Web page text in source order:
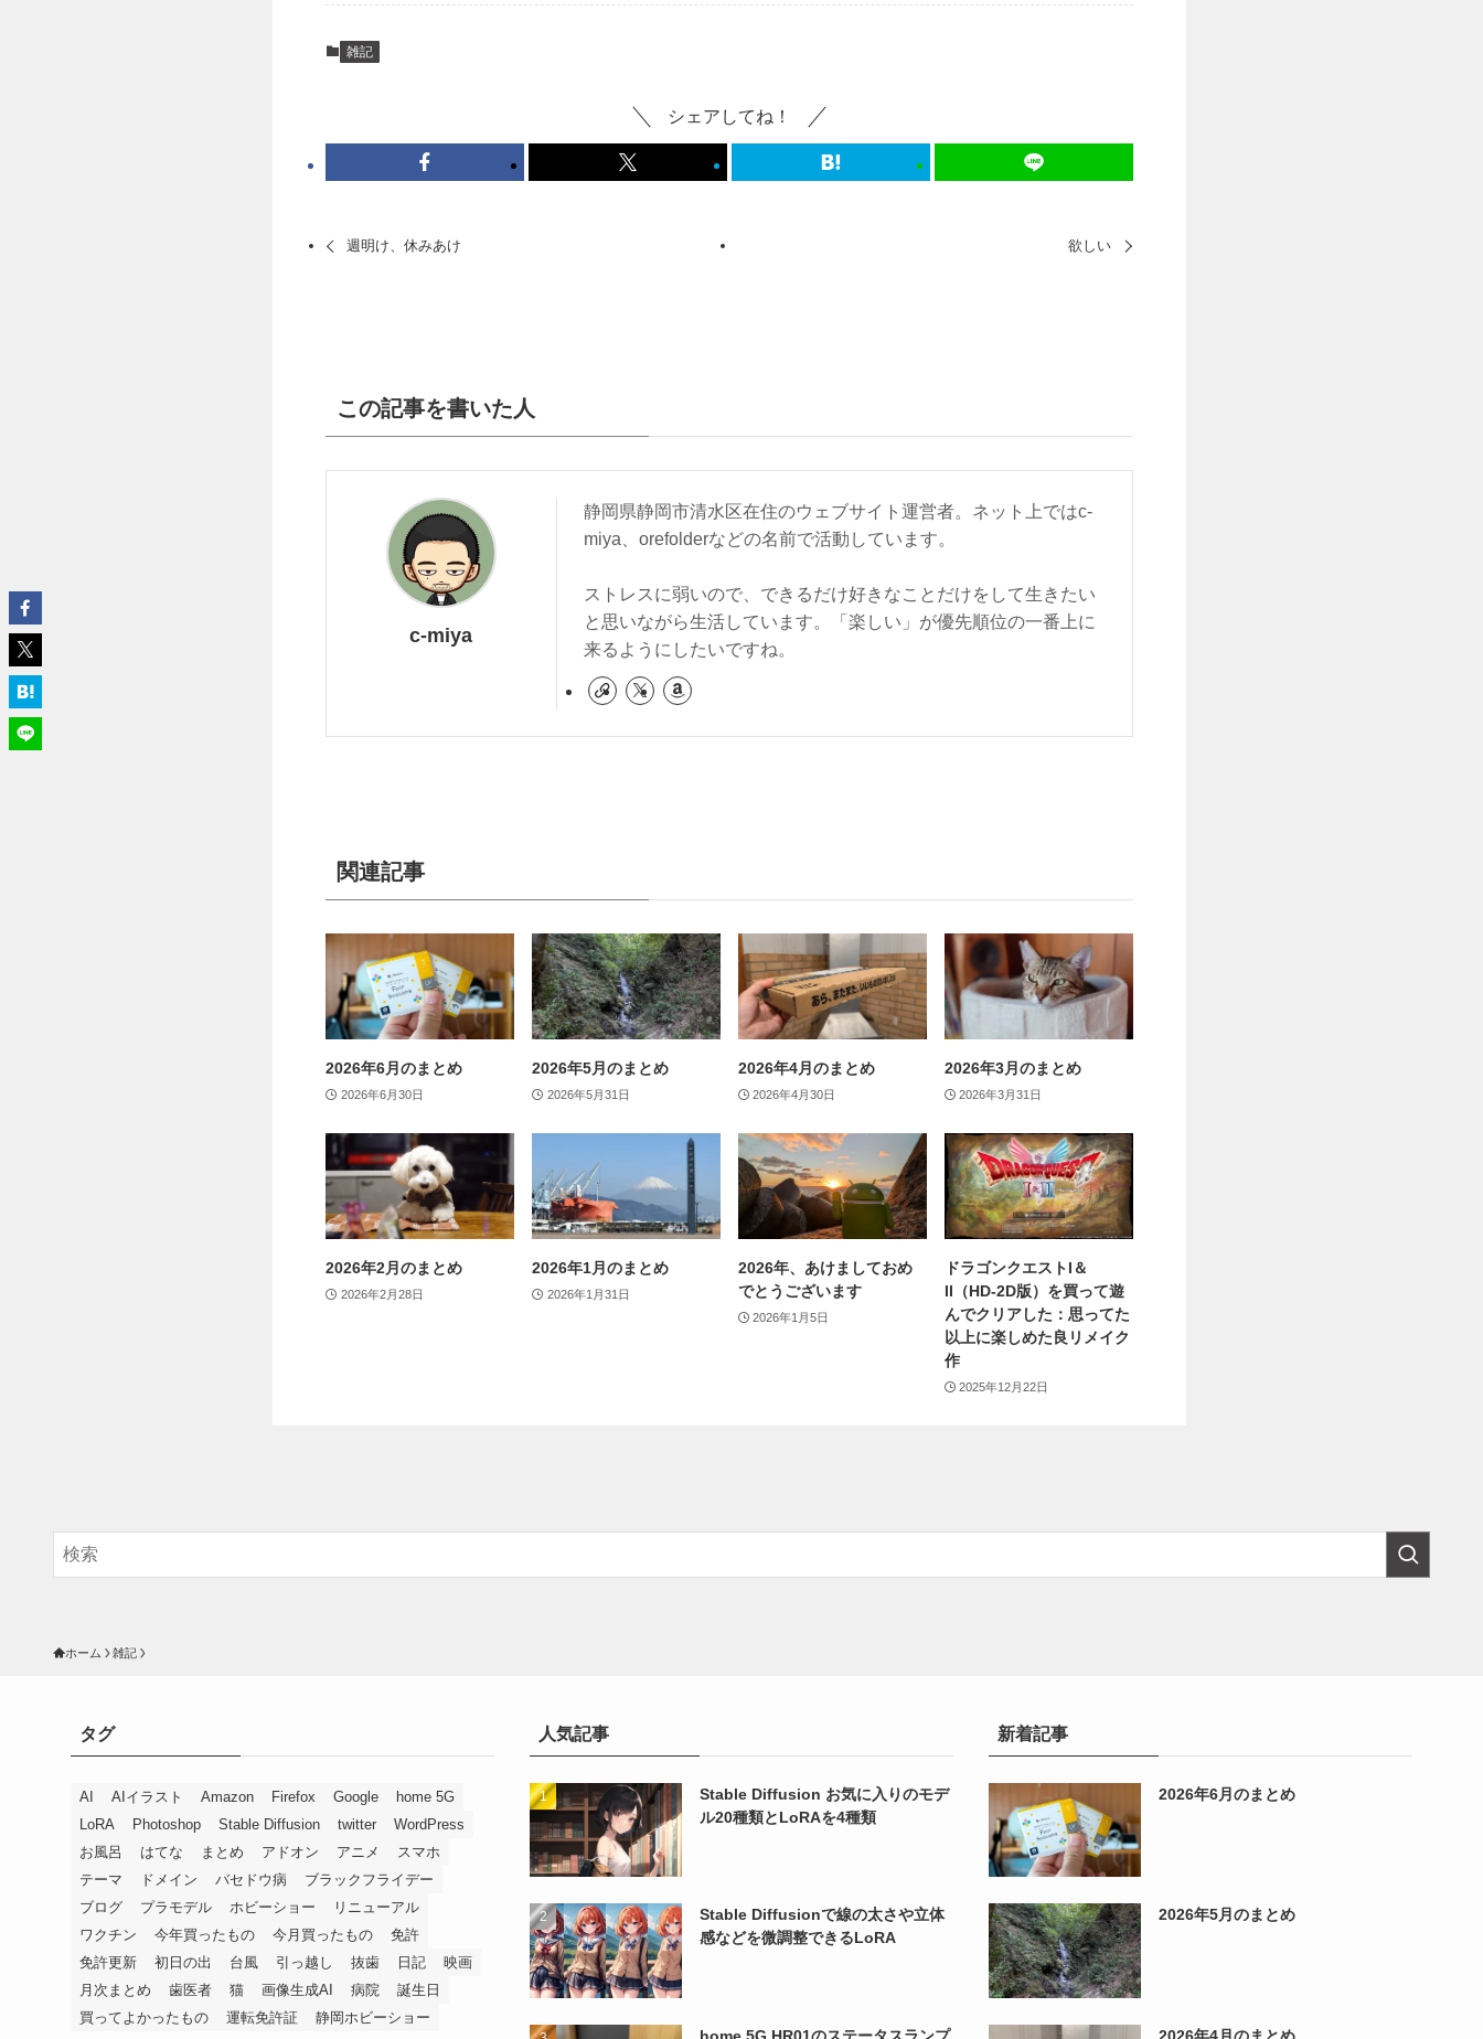
雑記
シェアしてね！
週明け、休みあけ 欲しい
この記事を書いた人
c-miya
静岡県静岡市清水区在住のウェブサイト運営者。ネット上ではc-
miya、orefolderなどの名前で活動しています。
ストレスに弱いので、できるだけ好きなことだけをして生きたい
と思いながら生活しています。「楽しい」が優先順位の一番上に
来るようにしたいですね。
関連記事
2026年6月のまとめ
2026年6月30日
2026年5月のまとめ
2026年5月31日
2026年4月のまとめ
2026年4月30日
2026年3月のまとめ
2026年3月31日
2026年2月のまとめ
2026年2月28日
2026年1月のまとめ
2026年1月31日
2026年、あけましておめ
でとうございます
2026年1月5日
ドラゴンクエストI＆
II（HD-2D版）を買って遊
んでクリアした：思ってた
以上に楽しめた良リメイク
作
2025年12月22日
ホーム 雑記
タグ
AI AIイラスト Amazon Firefox Google
home 5G
LoRA
Photoshop Stable Diffusion twitter
WordPress
お風呂
はてな まとめ アドオン アニメ
スマホ
テーマ
ドメイン バセドウ病
ブラックフライデー
ブログ
プラモデル ホビーショー
リニューアル
ワクチン
今年買ったもの 今月買ったもの
免許
免許更新
初日の出 台風 引っ越し 抜歯 日記
映画
月次まとめ
歯医者 猫 画像生成AI 病院
誕生日
買ってよかったもの
運転免許証 静岡ホビーショー
人気記事
Stable Diffusion お気に入りのモデ
ル20種類とLoRAを4種類
Stable Diffusionで線の太さや立体
感などを微調整できるLoRA
home 5G HR01のステータスランプ
新着記事
2026年6月のまとめ
2026年5月のまとめ
2026年4月のまとめ